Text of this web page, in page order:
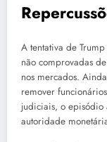
A tentativa de
não comprovadas
nos mercados.
remover
judiciais, o episódio
autoridade